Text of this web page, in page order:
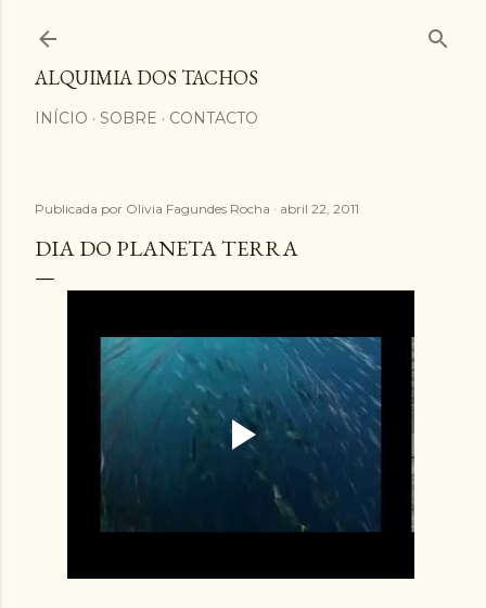
ALQUIMIA DOS TACHOS
INÍCIO SOBRE CONTACTO
Publicada por Olivia Fagundes Rocha abril 22, 2011
DIA DO PLANETA TERRA